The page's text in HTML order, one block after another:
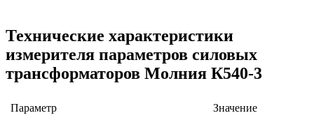
Технические характеристики
измерителя параметров силовых
трансформаторов Молния К540-3
Параметр Значение